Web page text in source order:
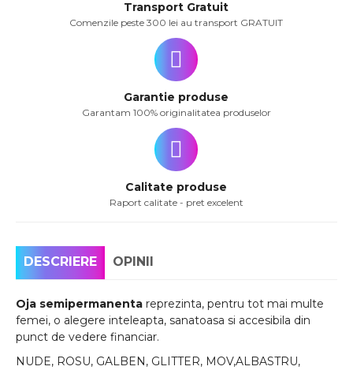
Transport Gratuit
Comenzile peste 300 lei au transport GRATUIT
Garantie produse
Garantam 100% originalitatea produselor
Calitate produse
Raport calitate - pret excelent
DESCRIERE OPINII
Oja semipermanenta reprezinta, pentru tot mai multe
femei, o alegere inteleapta, sanatoasa si accesibila din
punct de vedere financiar.
NUDE, ROSU, GALBEN, GLITTER, MOV,ALBASTRU,